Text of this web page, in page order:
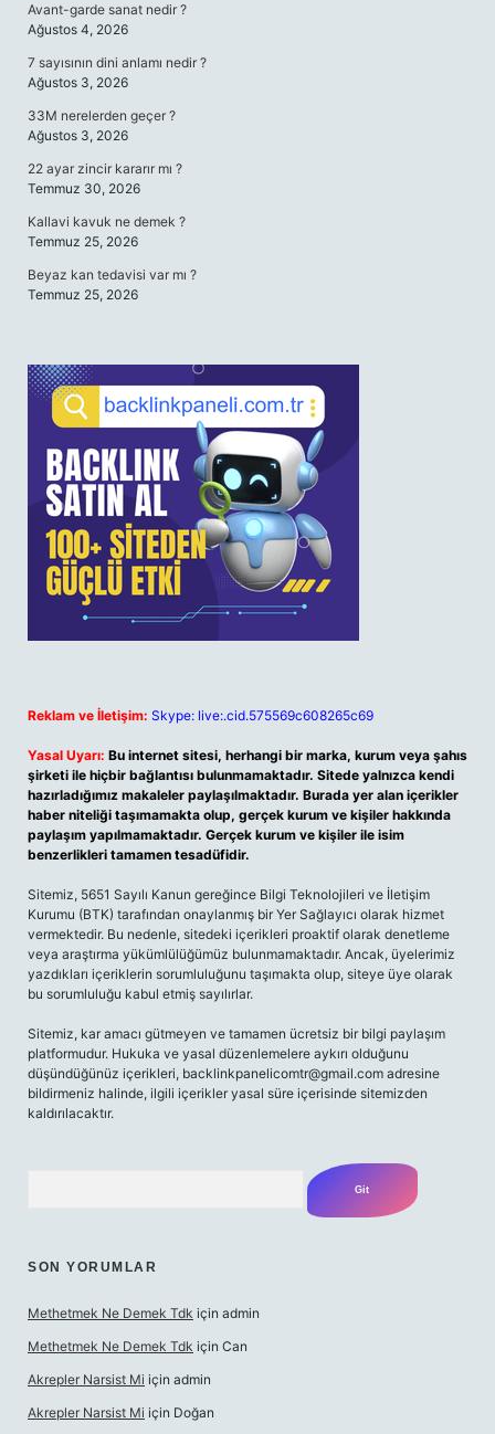
Avant-garde sanat nedir ?
Ağustos 4, 2026
7 sayısının dini anlamı nedir ?
Ağustos 3, 2026
33M nerelerden geçer ?
Ağustos 3, 2026
22 ayar zincir kararır mı ?
Temmuz 30, 2026
Kallavi kavuk ne demek ?
Temmuz 25, 2026
Beyaz kan tedavisi var mı ?
Temmuz 25, 2026
Reklam ve İletişim: Skype: live:.cid.575569c608265c69
Yasal Uyarı: Bu internet sitesi, herhangi bir marka, kurum veya şahıs
şirketi ile hiçbir bağlantısı bulunmamaktadır. Sitede yalnızca kendi
hazırladığımız makaleler paylaşılmaktadır. Burada yer alan içerikler
haber niteliği taşımamakta olup, gerçek kurum ve kişiler hakkında
paylaşım yapılmamaktadır. Gerçek kurum ve kişiler ile isim
benzerlikleri tamamen tesadüfidir.
Sitemiz, 5651 Sayılı Kanun gereğince Bilgi Teknolojileri ve İletişim
Kurumu (BTK) tarafından onaylanmış bir Yer Sağlayıcı olarak hizmet
vermektedir. Bu nedenle, sitedeki içerikleri proaktif olarak denetleme
veya araştırma yükümlülüğümüz bulunmamaktadır. Ancak, üyelerimiz
yazdıkları içeriklerin sorumluluğunu taşımakta olup, siteye üye olarak
bu sorumluluğu kabul etmiş sayılırlar.
Sitemiz, kar amacı gütmeyen ve tamamen ücretsiz bir bilgi paylaşım
platformudur. Hukuka ve yasal düzenlemelere aykırı olduğunu
düşündüğünüz içerikleri, backlinkpanelicomtr@gmail.com adresine
bildirmeniz halinde, ilgili içerikler yasal süre içerisinde sitemizden
kaldırılacaktır.
SON YORUMLAR
Methetmek Ne Demek Tdk için admin
Methetmek Ne Demek Tdk için Can
Akrepler Narsist Mi için admin
Akrepler Narsist Mi için Doğan